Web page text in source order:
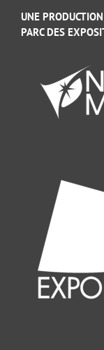
UNE
PARC DES